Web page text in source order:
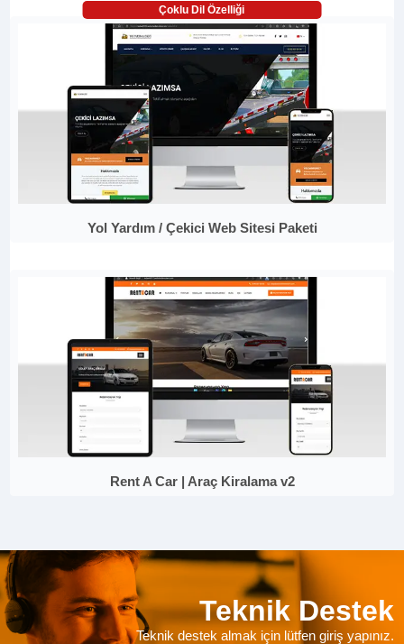
Çoklu Dil Özelliği
Yol Yardım / Çekici Web Sitesi Paketi
Rent A Car | Araç Kiralama v2
Teknik Destek
Teknik destek almak için lütfen giriş yapınız.